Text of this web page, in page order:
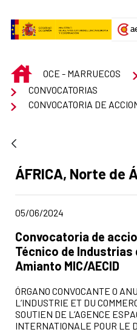
INICIOOCE - MARRUECOS
CONVOCATORIAS
Apartado del
ÁFRICA, Norte de
Fecha de publicación de la
05/06/2024
Título del anuncio:
Convocatoria de
Técnico de Industrias
Amianto MIC/AECID
ÓRGANO CONVOCANTE O
L’INDUSTRIE ET DU
SOUTIEN DE L’AGENCE
INTERNATIONALE POUR LE